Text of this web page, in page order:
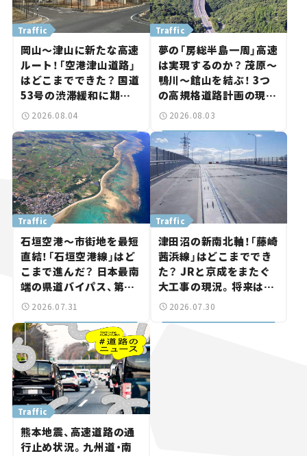
Traffic
岡山～津山に新たな高速
ルート！「空港津山道路」
はどこまでできた？ 国道
53号の渋滞緩和に期待。
岡山市側でも動きが【い
2026.08.04
Traffic
夢の「房総半島一周」高速
は実現するのか？ 茂原～
鴨川～館山を結ぶ！ 3つ
の高規格道路計画の現
状。「館山鴨川道路」で検
路計画】
2026.08.03
Traffic
石垣空港～市街地を最短
直結！「石垣空港線」はど
こまで進んだ？ 日本最南
端の県道バイパス、第2
工区も延伸開通 【いま気
2026.07.31
Traffic
津田沼の新南北軸！「藤崎
茜浜線」はどこまででき
た？ JRと京成をまたぐ
大工事の現況。将来は
「習志野～鎌ケ谷」を最短
2026.07.30
Traffic
熊本地震、高速道路の通
行止め状況。九州道・南